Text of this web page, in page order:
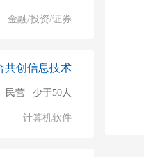
金融/投资/证券
共创信息技术
民营 | 少于50人
计算机软件